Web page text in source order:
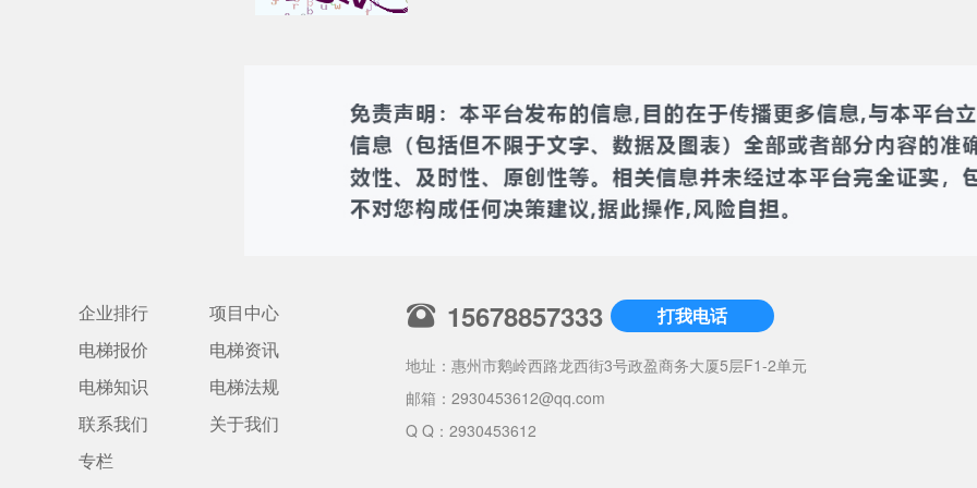
企业排行
项目中心
电梯报价
电梯资讯
电梯知识
电梯法规
联系我们
关于我们
专栏
15678857333 打我电话
地址：惠州市鹅岭西路龙西街3号政盈商务大厦5层F1-2单元
邮箱： 2930453612@qq.com
Q Q：2930453612